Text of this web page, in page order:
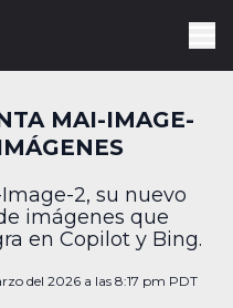
MAI-IMAGE-
2, su nuevo
imágenes que
en Copilot y Bing.
del 2026 a las 8:17 pm PDT